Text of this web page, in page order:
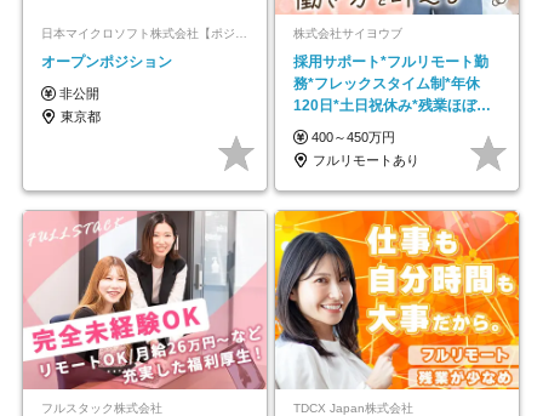
日本マイクロソフト株式会社【ポジションマッチ登録】
オープンポジション
非公開
東京都
株式会社サイヨウブ
採用サポート*フルリモート勤
務*フレックスタイム制*年休
120日*土日祝休み*残業ほぼな
し*育児中社員8割以上
400～450万円
フルリモートあり
フルスタック株式会社 TDCX Japan株式会社